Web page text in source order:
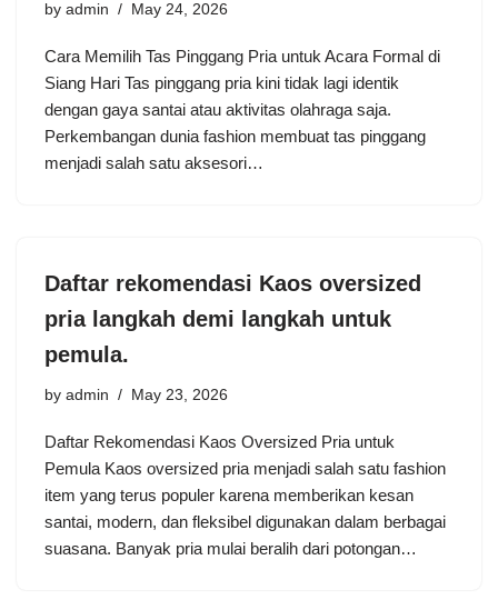
by admin May 24, 2026
Cara Memilih Tas Pinggang Pria untuk Acara Formal di
Siang Hari Tas pinggang pria kini tidak lagi identik
dengan gaya santai atau aktivitas olahraga saja.
Perkembangan dunia fashion membuat tas pinggang
menjadi salah satu aksesori…
Daftar rekomendasi Kaos oversized
pria langkah demi langkah untuk
pemula.
by admin May 23, 2026
Daftar Rekomendasi Kaos Oversized Pria untuk
Pemula Kaos oversized pria menjadi salah satu fashion
item yang terus populer karena memberikan kesan
santai, modern, dan fleksibel digunakan dalam berbagai
suasana. Banyak pria mulai beralih dari potongan…